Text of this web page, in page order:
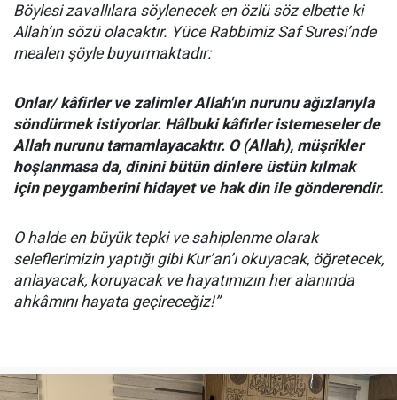
Böylesi zavallılara söylenecek en özlü söz elbette ki
Allah’ın sözü olacaktır. Yüce Rabbimiz Saf Suresi’nde
mealen şöyle buyurmaktadır:
Onlar/ kâfirler ve zalimler Allah'ın nurunu ağızlarıyla
söndürmek istiyorlar. Hâlbuki kâfirler istemeseler de
Allah nurunu tamamlayacaktır. O (Allah), müşrikler
hoşlanmasa da, dinini bütün dinlere üstün kılmak
için peygamberini hidayet ve hak din ile gönderendir.
O halde en büyük tepki ve sahiplenme olarak
seleflerimizin yaptığı gibi Kur’an’ı okuyacak, öğretecek,
anlayacak, koruyacak ve hayatımızın her alanında
ahkâmını hayata geçireceğiz!”